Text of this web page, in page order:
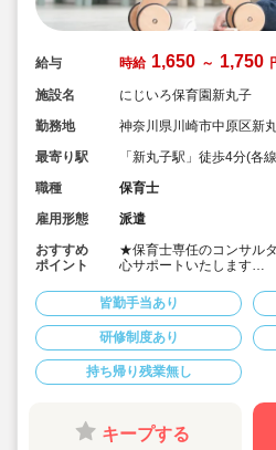
給与 時給 1,650 ～ 1,750
施設名
にじいろ保育園新丸子
勤務地
神奈川県川崎市中原区新
最寄り駅
「新丸子駅」徒歩4分(各
職種
保育士
雇用形態
派遣
おすすめ
ポイント
★保育士専任のコンサル
心サポートいたします
分の認可保育園です
★時給1,650円～1,750円
★時間固定＆土日祝休み
★ワークライフバランス
★４月スタートOK！
皆勤手当あり
研修制度あり
持ち帰り残業無し
キープする